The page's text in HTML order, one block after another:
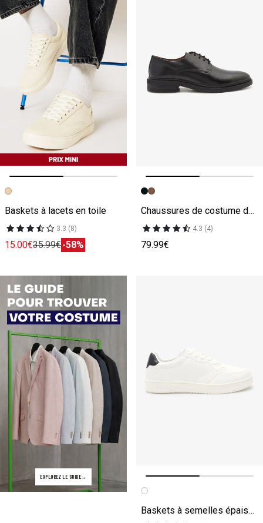
Image précédente
Image suivante
Baskets à lacets en toile
3.3 (8)
15.00€35.99€-58%
Image précédente
Image suivante
Chaussures de costume derby en cuir
4.3 (4)
79.99€
EXPLOREZ LE GUIDE
Image précédente
Image suivante
Baskets à semelles épaisses